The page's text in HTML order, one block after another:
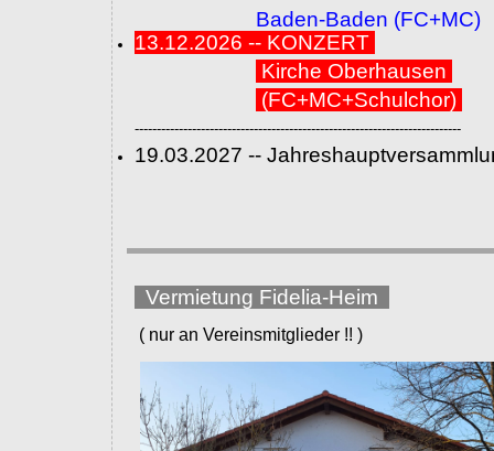
Baden-Baden (FC+MC)
13.12.2026 -- KONZERT
Kirche Oberhausen
(FC+MC+Schulchor)
--------------------------------------------------------------------------
19.03.2027 --
Vermietung Fidelia-Heim
( nur an Vereinsmitglieder !! )